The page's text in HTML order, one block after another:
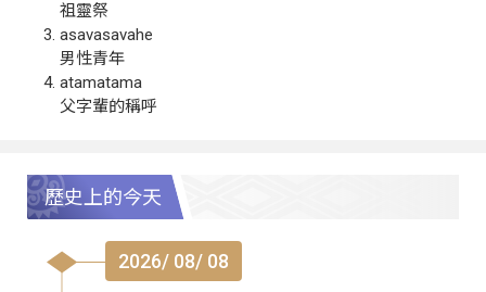
祖靈祭
asavasavahe
男性青年
atamatama
父字輩的稱呼
歷史上的今天
2026/ 08/ 08